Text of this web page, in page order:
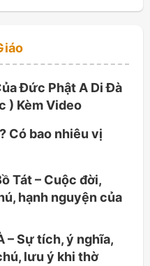
Đức Phật A Di Đà
) Kèm Video
Có bao nhiêu vị
Tát – Cuộc đời,
hạnh nguyện của
– Sự tích, ý nghĩa,
lưu ý khi thờ